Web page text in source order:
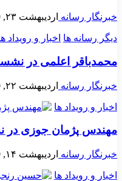
خبرنگار رسانه اردیبهشت ۲۳, ۱۴۰۵
دیگر رسانه ها اخبار و رویداد
محمدباقر اعلمی در
خبرنگار رسانه اردیبهشت ۲۲, ۱۴۰۵
اخبار و رویداد ها
مهندس پژمان جوزی در
خبرنگار رسانه اردیبهشت ۱۴, ۱۴۰۵
اخبار و رویداد ها